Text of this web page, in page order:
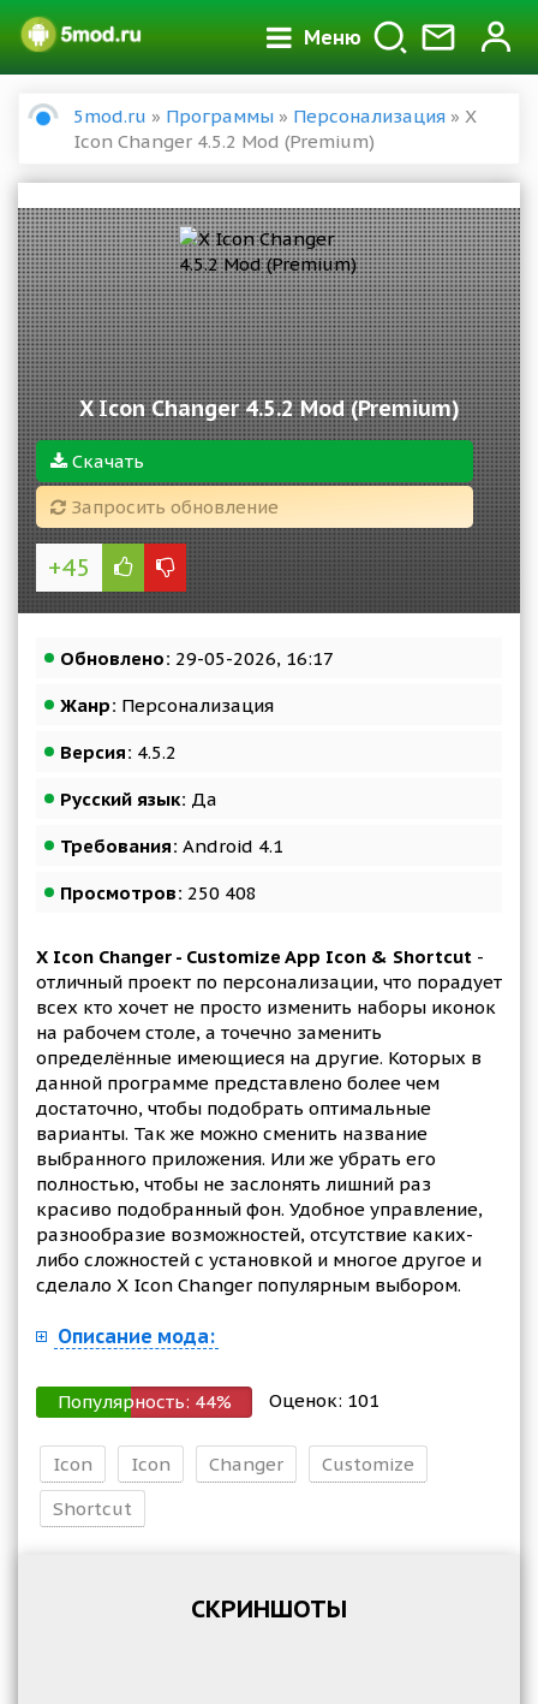
Меню
5mod.ru » Программы » Персонализация » X
Icon Changer 4.5.2 Mod (Premium)
X Icon Changer 4.5.2 Mod (Premium)
Скачать
Запросить обновление
+45
Обновлено: 29-05-2026, 16:17
Жанр: Персонализация
Версия: 4.5.2
Русский язык: Да
Требования: Android 4.1
Просмотров: 250 408
X Icon Changer - Customize App Icon & Shortcut -
отличный проект по персонализации, что порадует
всех кто хочет не просто изменить наборы иконок
на рабочем столе, а точечно заменить
определённые имеющиеся на другие. Которых в
данной программе представлено более чем
достаточно, чтобы подобрать оптимальные
варианты. Так же можно сменить название
выбранного приложения. Или же убрать его
полностью, чтобы не заслонять лишний раз
красиво подобранный фон. Удобное управление,
разнообразие возможностей, отсутствие каких-
либо сложностей с установкой и многое другое и
сделало X Icon Changer популярным выбором.
Описание мода:
Популярность: 44% Оценок: 101
Icon Icon Changer
Customize
Shortcut
СКРИНШОТЫ